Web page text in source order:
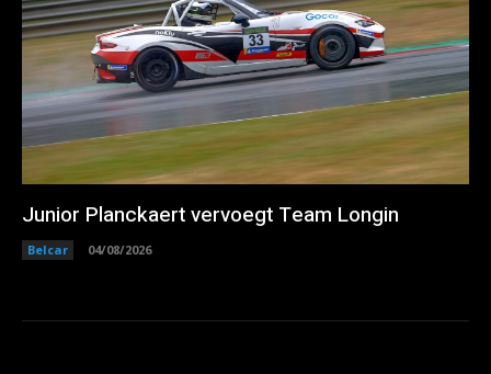
Junior Planckaert vervoegt Team Longin
Belcar 04/08/2026